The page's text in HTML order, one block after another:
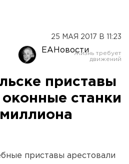
25 МАЯ 2017 В 11:23
ЕАНовости
приставы
станки
приставы арестовали